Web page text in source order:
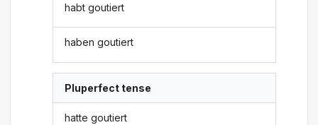
habt goutiert
haben goutiert
Pluperfect tense
hatte goutiert